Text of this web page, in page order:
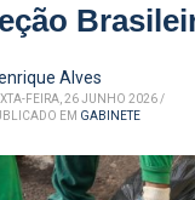
Alves
FEIRA, 26 JUNHO 2026 /
EM GABINETE